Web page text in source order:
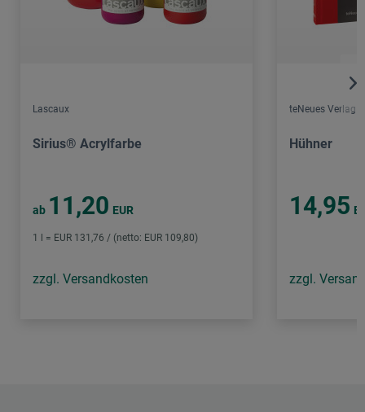
Lascaux
Sirius® Acrylfarbe
ab 11,20 EUR
1 l = EUR 131,76 / (netto: EUR 109,80)
zzgl. Versandkosten
teNeues Verlag
Hühner
14,95
zzgl.